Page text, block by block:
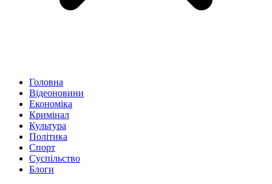
Головна
Відеоновини
Економіка
Кримінал
Культура
Політика
Спорт
Суспільство
Блоги